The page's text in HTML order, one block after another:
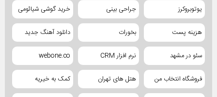
یوتوبروکرز جراحی بینی خرید گوشی شیائومی
هزینه پست بخورات دانلود آهنگ جدید
سئو در مشهد نرم افزار CRM webone.co
فروشگاه انتخاب من هتل های تهران کمک به خیریه